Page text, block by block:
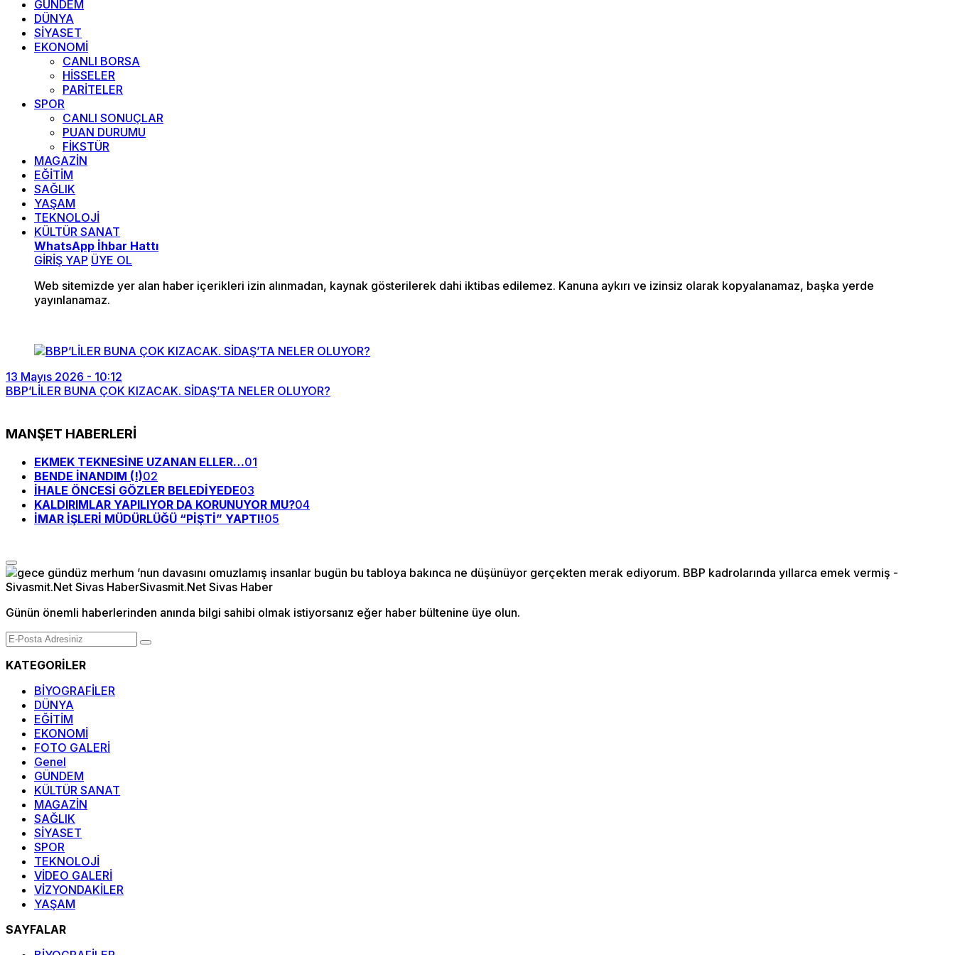
GÜNDEM
DÜNYA
SİYASET
EKONOMİ
CANLI BORSA
HİSSELER
PARİTELER
SPOR
CANLI SONUÇLAR
PUAN DURUMU
FİKSTÜR
MAGAZİN
EĞİTİM
SAĞLIK
YAŞAM
TEKNOLOJİ
KÜLTÜR SANAT
WhatsApp İhbar Hattı
GİRİŞ YAP ÜYE OL
Web sitemizde yer alan haber içerikleri izin alınmadan, kaynak gösterilerek dahi iktibas edilemez. Kanuna aykırı ve izinsiz olarak kopyalanamaz, başka yerde
yayınlanamaz.
13 Mayıs 2026 - 10:12
BBP’LİLER BUNA ÇOK KIZACAK. SİDAŞ’TA NELER OLUYOR?
MANŞET HABERLERİ
EKMEK TEKNESİNE UZANAN ELLER…01
BENDE İNANDIM (!)02
İHALE ÖNCESİ GÖZLER BELEDİYEDE03
KALDIRIMLAR YAPILIYOR DA KORUNUYOR MU?04
İMAR İŞLERİ MÜDÜRLÜĞÜ “PİŞTİ” YAPTI!05
Günün önemli haberlerinden anında bilgi sahibi olmak istiyorsanız eğer haber bültenine üye olun.
KATEGORİLER
BİYOGRAFİLER
DÜNYA
EĞİTİM
EKONOMİ
FOTO GALERİ
Genel
GÜNDEM
KÜLTÜR SANAT
MAGAZİN
SAĞLIK
SİYASET
SPOR
TEKNOLOJİ
VİDEO GALERİ
VİZYONDAKİLER
YAŞAM
SAYFALAR